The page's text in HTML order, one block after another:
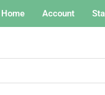
Home Account